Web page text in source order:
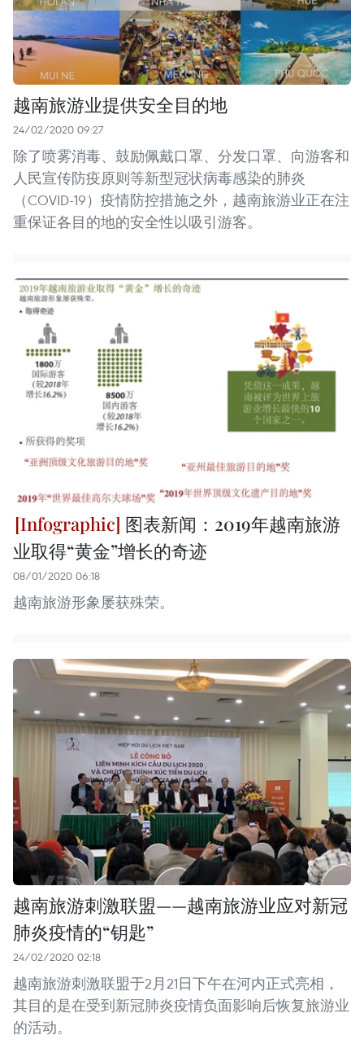
越南旅游业提供安全目的地
24/02/2020 09:27
除了喷雾消毒、鼓励佩戴口罩、分发口罩、向游客和
人民宣传防疫原则等新型冠状病毒感染的肺炎
（COVID-19）疫情防控措施之外，越南旅游业正在注
重保证各目的地的安全性以吸引游客。
图表新闻：2019年越南旅游
业取得“黄金”增长的奇迹
08/01/2020 06:18
越南旅游形象屡获殊荣。
越南旅游刺激联盟——越南旅游业应对新冠
肺炎疫情的“钥匙”
24/02/2020 02:18
越南旅游刺激联盟于2月21日下午在河内正式亮相，
其目的是在受到新冠肺炎疫情负面影响后恢复旅游业
的活动。